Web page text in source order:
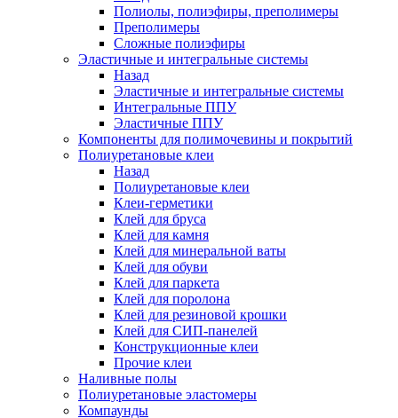
Полиолы, полиэфиры, преполимеры
Преполимеры
Сложные полиэфиры
Эластичные и интегральные системы
Назад
Эластичные и интегральные системы
Интегральные ППУ
Эластичные ППУ
Компоненты для полимочевины и покрытий
Полиуретановые клеи
Назад
Полиуретановые клеи
Клеи-герметики
Клей для бруса
Клей для камня
Клей для минеральной ваты
Клей для обуви
Клей для паркета
Клей для поролона
Клей для резиновой крошки
Клей для СИП-панелей
Конструкционные клеи
Прочие клеи
Наливные полы
Полиуретановые эластомеры
Компаунды